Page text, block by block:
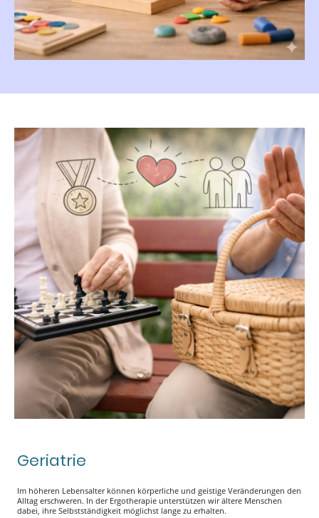
Geriatrie
Im höheren Lebensalter können körperliche und geistige Veränderungen den
Alltag erschweren. In der Ergotherapie unterstützen wir ältere Menschen
dabei, ihre Selbstständigkeit möglichst lange zu erhalten.